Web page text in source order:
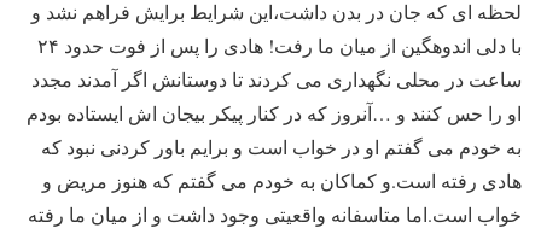
لحظه ای که جان در بدن داشت،این شرایط برایش فراهم نشد و
با دلی اندوهگین از میان ما رفت! هادی را پس از فوت حدود ۲۴
ساعت در محلی نگهداری می کردند تا دوستانش اگر آمدند مجدد
او را حس کنند و …آنروز که در کنار پیکر بیجان اش ایستاده بودم
به خودم می گفتم او در خواب است و برایم باور کردنی نبود که
هادی رفته است.و کماکان به خودم می گفتم که هنوز مریض و
خواب است.اما متاسفانه واقعیتی وجود داشت و از میان ما رفته